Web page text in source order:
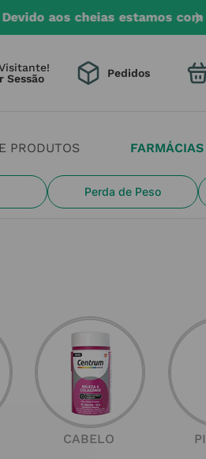
na entrega.
PRODUTOS
Perda de Peso
Pedidos
CABELO